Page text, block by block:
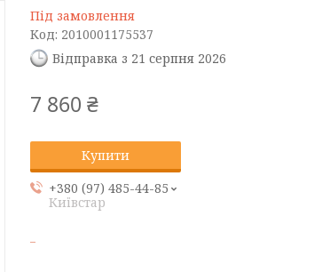
Під замовлення
Код: 2010001175537
Відправка з 21 серпня 2026
7 860 ₴
Купити
+380 (97) 485-44-85
Київстар